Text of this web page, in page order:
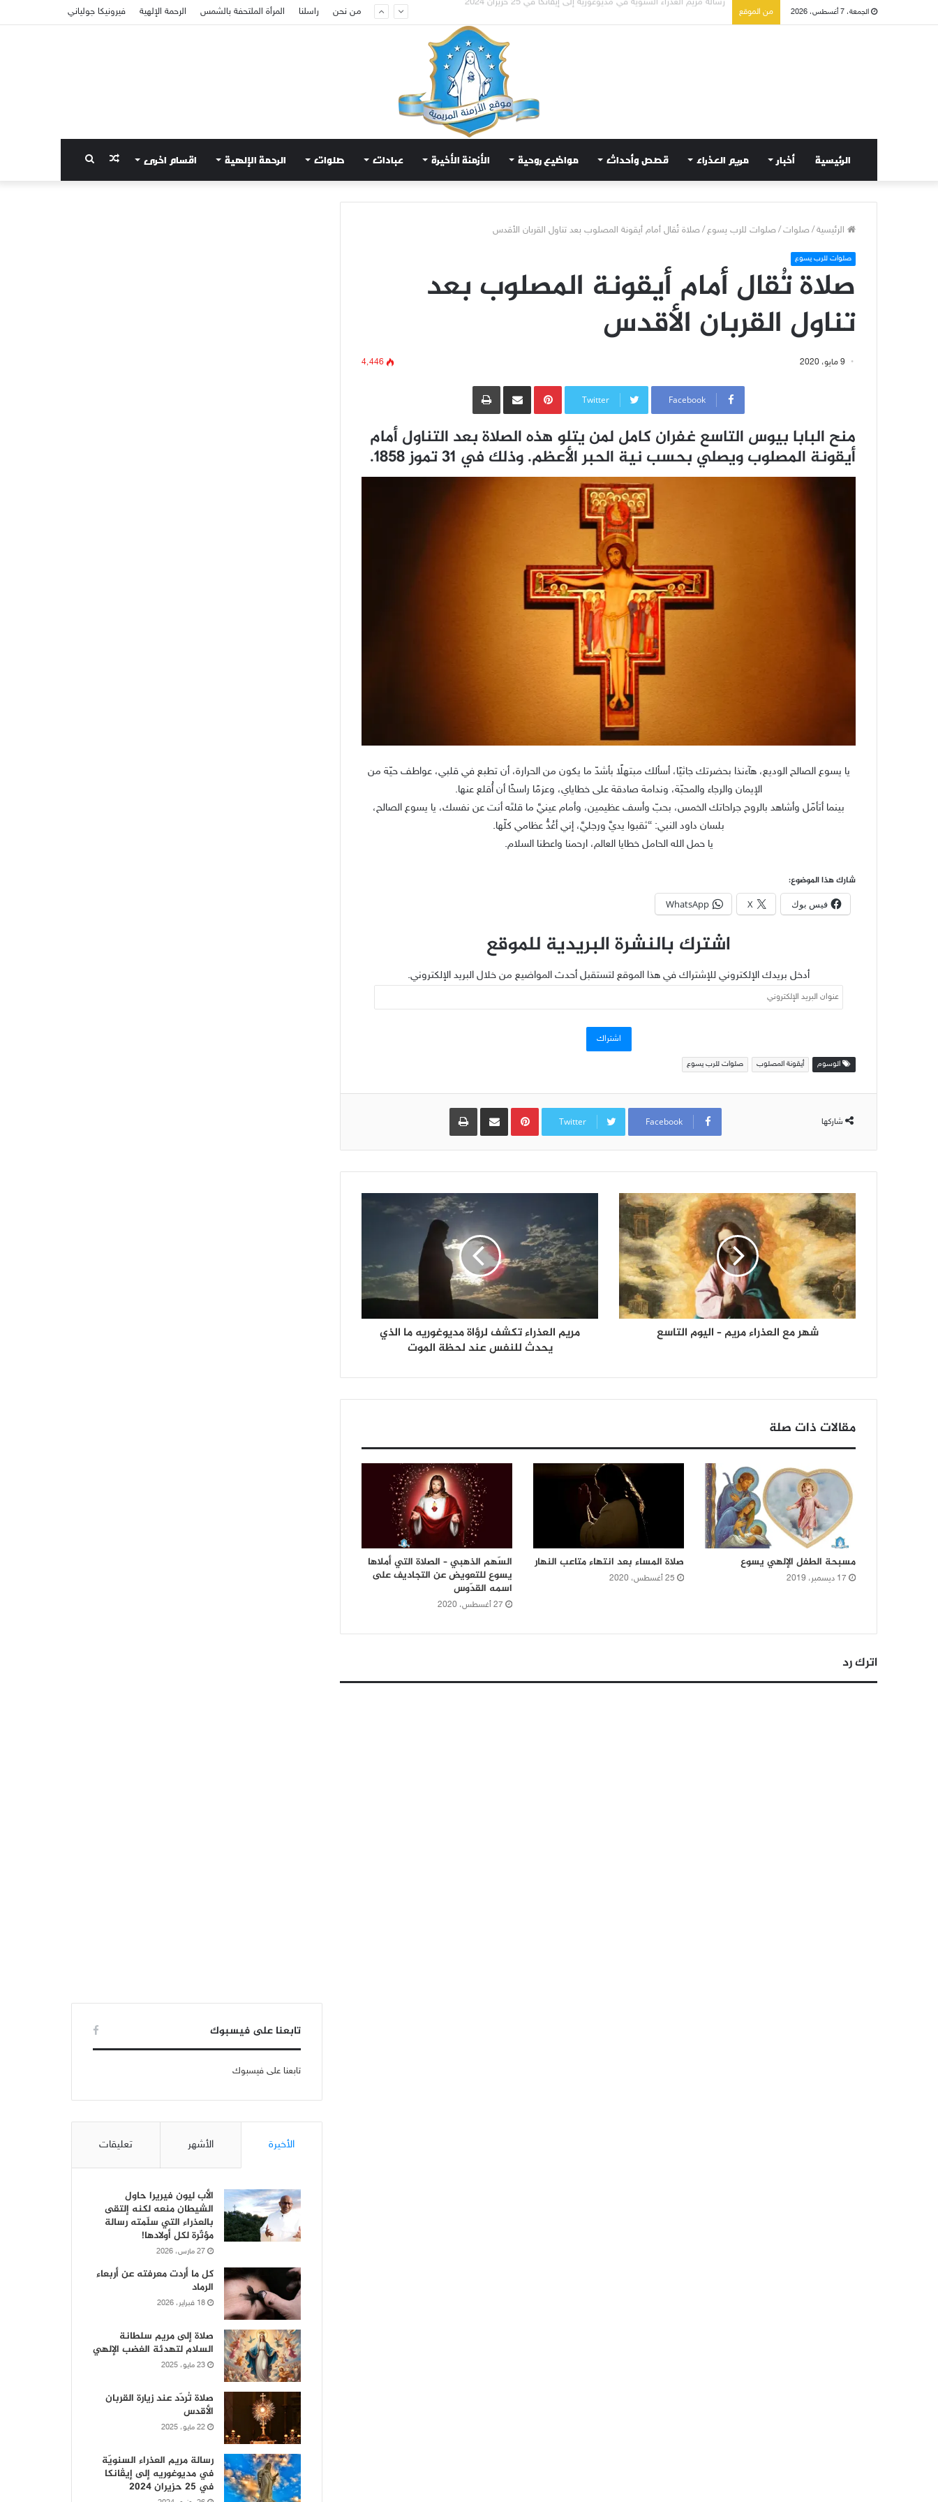
الجمعة، 7 أغسطس، 2026 من الموقع من نحن راسلنا المرأة الملتحفة بالشمس الرحمة الإلهية فيرونيكا جولياني
الرئيسية أخبار مريم العذراء قصص وأحداث مواضيع روحية الأزمنة الأخيرة عبادات صلوات الرحمة الإلهية اقسام اخرى بحث مقال
الرئيسية/صلوات/صلوات للرب يسوع/صلاة تُقال أمام أيقونة المصلوب بعد تناول القربان الأقدس
صلوات للرب يسوع
صلاة تُقال أمام أيقونة المصلوب بعد
تناول القربان الأقدس
9 مايو، 2020 4٬446
Facebook
Twitter
Pinterestمشاركة عبر البريد طباعة
منح البابا بيوس التاسع غفران كامل لمن يتلو هذه الصلاة بعد التناول أمام
أيقونة المصلوب ويصلي بحسب نية الحبر الأعظم. وذلك في 31 تموز 1858.
يا يسوع الصالح الوديع، هآءنذا بحضرتك جاثيًا، أسألك مبتهلًا بأشدّ ما يكون من الحرارة، أن تطبع في قلبي، عواطف حيّة من
الإيمان والرجاء والمحبّة، وندامة صادقة على خطاياي، وعزمًا راسخًا أن أُقلع عنها.
بينما أتأمّل وأشاهد بالروح جراحاتك الخمس، بحبّ وأسف عظيمين، وأمام عينيَّ ما قلتَه أنت عن نفسك، يا يسوع الصالح،
بلسان داود النبي: “ثقبوا يديَّ ورجليَّ، إني أعُدُّ عظامي كلّها.
يا حمل الله الحامل خطايا العالم، ارحمنا واعطنا السلام.
شارك هذا الموضوع:
فيس بوك X
WhatsApp
اشترك بالنشرة البريدية للموقع
أدخل بريدك الإلكتروني للإشتراك في هذا الموقع لتستقبل أحدث المواضيع من خلال البريد الإلكتروني.
عنوان
البريد
اشتراك
الوسوم أيقونة المصلوب صلوات للرب يسوع
شاركها Facebook
Twitter
Pinterestمشاركة عبر البريد طباعة
شهر مع العذراء مريم – اليوم التاسع
مريم العذراء تكشف لرؤاة مديوغوريه ما الذي
يحدث للنفس عند لحظة الموت
مقالات ذات صلة
مسبحة الطفل الإلهي يسوع
17 ديسمبر، 2019
صلاة المساء بعد انتهاء متاعب النهار
25 أغسطس، 2020
السّهم الذهبي – الصلاة التي أملاها
يسوع للتعويض عن التجاديف على
اسمه القدّوس
27 أغسطس، 2020
اترك رد
تابعنا على فيسبوك
تابعنا على فيسبوك
الأخيرة الأشهر تعليقات
الأب ليون فيريرا حاول
الشيطان منعه لكنه إلتقى
بالعذراء التي سلّمته رسالة
مؤثّرة لكل أولادها!
27 مارس، 2026
كل ما أردت معرفته عن أربعاء
الرماد
18 فبراير، 2026
صلاة إلى مريم سلطانة
السلام لتهدئة الغضب الإلهي
23 مايو، 2025
صلاة تُردّد عند زيارة القربان
الأقدس
22 مايو، 2025
رسالة مريم العذراء السنويّة
في مديوغوريه إلى إيڤانكا
في 25 حزيران 2024